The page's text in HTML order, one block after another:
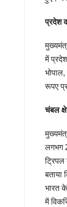
प्रदेश
में
रूपए
चंबल
लगभग
ट्रिपल
बताया
भारत
में